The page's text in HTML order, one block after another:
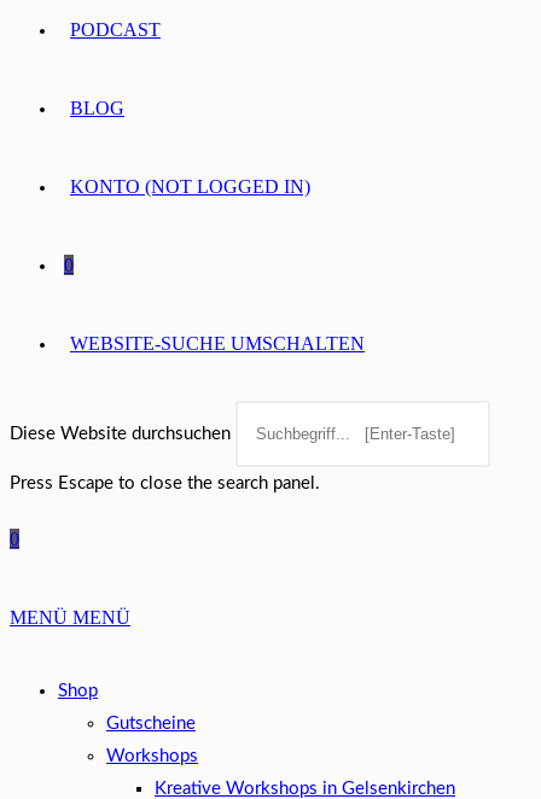
PODCAST
BLOG
KONTO (NOT LOGGED IN)
0
WEBSITE-SUCHE UMSCHALTEN
Diese Website durchsuchen
Press Escape to close the search panel.
0
MENÜ MENÜ
Shop
Gutscheine
Workshops
Kreative Workshops in Gelsenkirchen